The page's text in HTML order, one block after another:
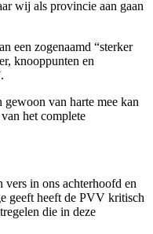
wij als provincie aan gaan
een zogenaamd “sterker
knooppunten en
van harte mee kan
het complete
in ons achterhoofd en
geeft heeft de PVV kritisch
die in deze